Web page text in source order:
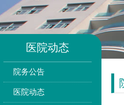
医院动态
院务公告
医院动态